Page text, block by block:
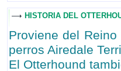
HISTORIA DEL
Proviene del
perros Airedale
El Otterhound